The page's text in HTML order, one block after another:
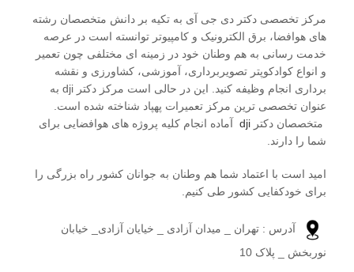
مرکز تخصصی دکتر دی جی آی به تکیه بر دانش متخصصان رشته
های هوافضا، برق الکترونیک و کامپیوتر توانسته است در عرصه
خدمت رسانی به هم وطنان خود در زمینه ای مختلفی چون تعمیر
و انواع کوادکوپتر تصویربرداری، آموزشی، کشاورزی و نقشه
برداری انجام وظیفه کنید. این در حالی است مرکز دکتر dji به
عنوان تخصصی ترین مرکز تعمیرات پهپاد شناخته شده است.
متخصصان دکتر dji
آماده انجام کلیه پروژه های هوافضایی برای
شما را دارند.
امید است با اعتماد شما هم وطنان به جوانان کشور راه بزرگی را
برای خودکفایی کشور طی کنیم.
آدرس : تهران _ میدان آزادی _ خیایان آزادی_ خیابان
نوربخش _ پلاک 10